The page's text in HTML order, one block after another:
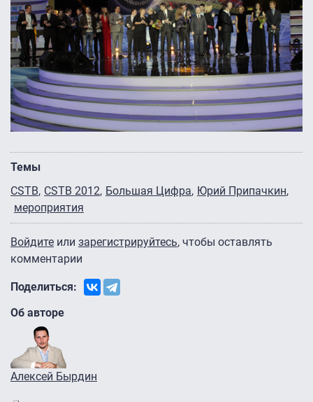
Темы
CSTB CSTB 2012 Большая Цифра Юрий Припачкин
мероприятия
Войдите или зарегистрируйтесь, чтобы оставлять
комментарии
Поделиться:
Об авторе
Алексей Бырдин